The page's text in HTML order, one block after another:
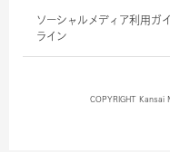
ソーシャルメディア利用ガ
ライン
COPYRIGHT Kansai